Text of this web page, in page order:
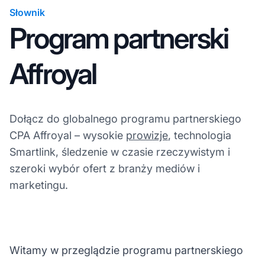
Słownik
Program partnerski
Affroyal
Dołącz do globalnego programu partnerskiego
CPA Affroyal – wysokie prowizje, technologia
Smartlink, śledzenie w czasie rzeczywistym i
szeroki wybór ofert z branży mediów i
marketingu.
Witamy w przeglądzie programu partnerskiego